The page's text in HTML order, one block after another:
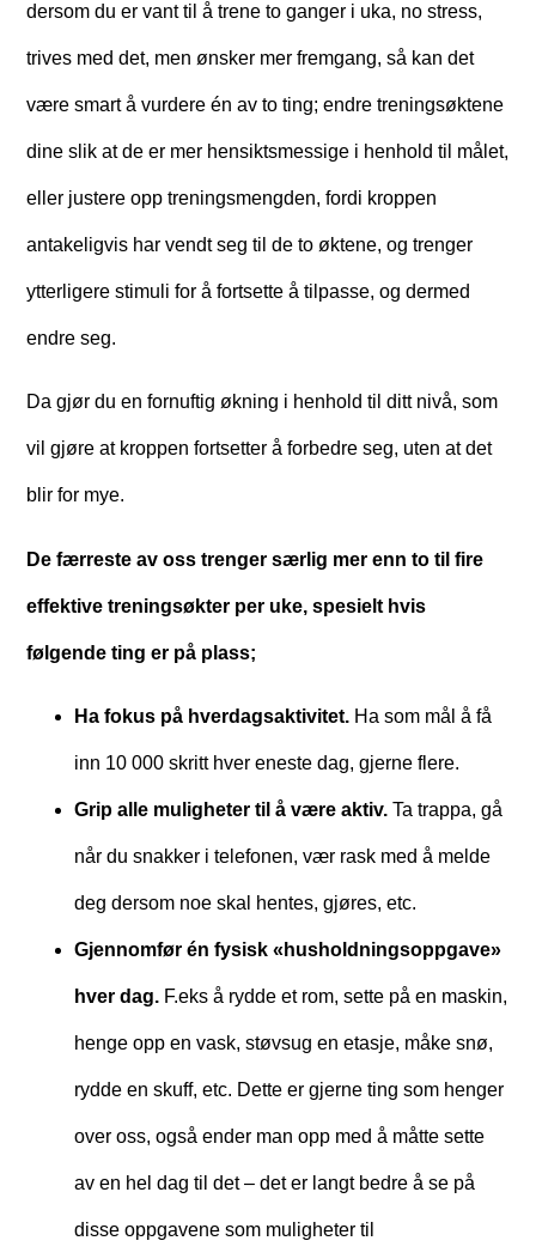
dersom du er vant til å trene to ganger i uka, no stress,
trives med det, men ønsker mer fremgang, så kan det
være smart å vurdere én av to ting; endre treningsøktene
dine slik at de er mer hensiktsmessige i henhold til målet,
eller justere opp treningsmengden, fordi kroppen
antakeligvis har vendt seg til de to øktene, og trenger
ytterligere stimuli for å fortsette å tilpasse, og dermed
endre seg.
Da gjør du en fornuftig økning i henhold til ditt nivå, som
vil gjøre at kroppen fortsetter å forbedre seg, uten at det
blir for mye.
De færreste av oss trenger særlig mer enn to til fire
effektive treningsøkter per uke, spesielt hvis
følgende ting er på plass;
Ha fokus på hverdagsaktivitet. Ha som mål å få
inn 10 000 skritt hver eneste dag, gjerne flere.
Grip alle muligheter til å være aktiv. Ta trappa, gå
når du snakker i telefonen, vær rask med å melde
deg dersom noe skal hentes, gjøres, etc.
Gjennomfør én fysisk «husholdningsoppgave»
hver dag. F.eks å rydde et rom, sette på en maskin,
henge opp en vask, støvsug en etasje, måke snø,
rydde en skuff, etc. Dette er gjerne ting som henger
over oss, også ender man opp med å måtte sette
av en hel dag til det – det er langt bedre å se på
disse oppgavene som muligheter til